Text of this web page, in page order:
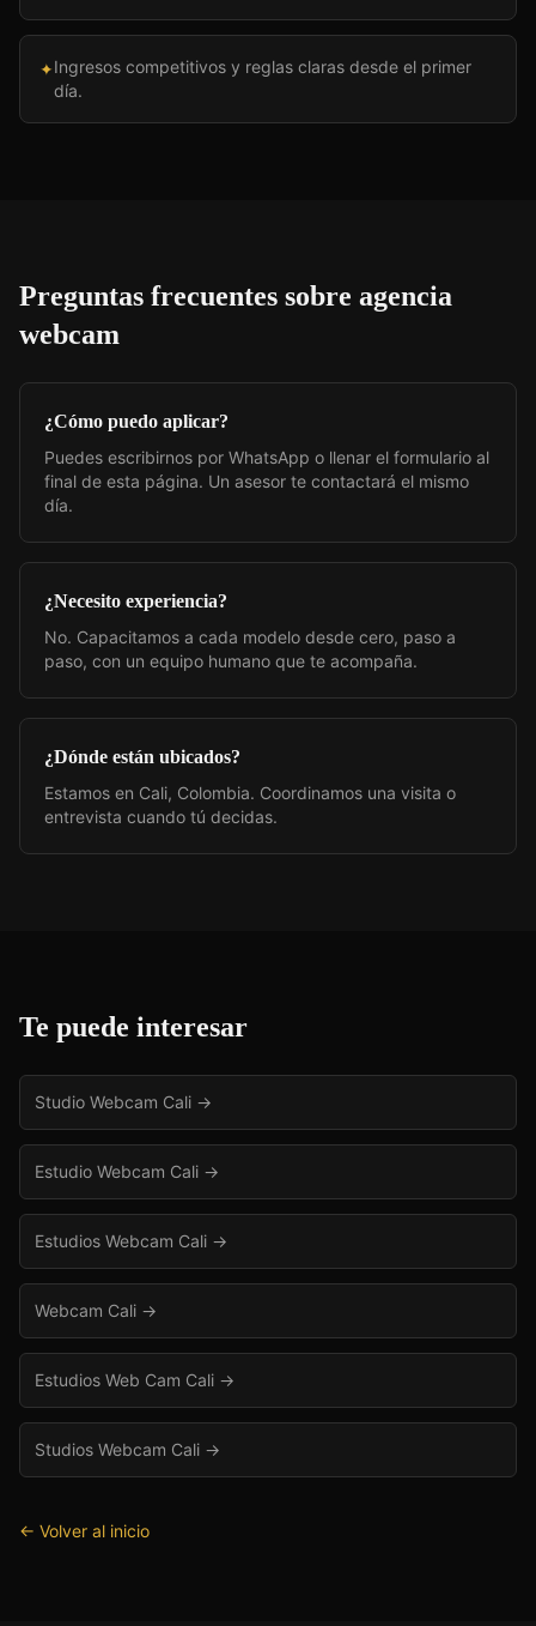
✦Ingresos competitivos y reglas claras desde el primer
día.
Preguntas frecuentes sobre agencia
webcam
¿Cómo puedo aplicar?
Puedes escribirnos por WhatsApp o llenar el formulario al
final de esta página. Un asesor te contactará el mismo
día.
¿Necesito experiencia?
No. Capacitamos a cada modelo desde cero, paso a
paso, con un equipo humano que te acompaña.
¿Dónde están ubicados?
Estamos en Cali, Colombia. Coordinamos una visita o
entrevista cuando tú decidas.
Te puede interesar
Studio Webcam Cali →
Estudio Webcam Cali →
Estudios Webcam Cali →
Webcam Cali →
Estudios Web Cam Cali →
Studios Webcam Cali →
← Volver al inicio